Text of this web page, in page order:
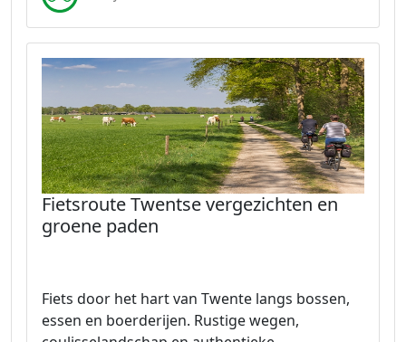
Fietsroute Twentse vergezichten en
groene paden
Fiets door het hart van Twente langs bossen,
essen en boerderijen. Rustige wegen,